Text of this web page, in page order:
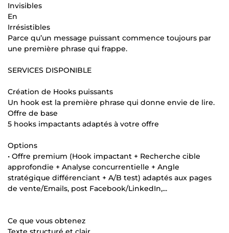
Invisibles
En
Irrésistibles
Parce qu’un message puissant commence toujours par
une première phrase qui frappe.
SERVICES DISPONIBLE
Création de Hooks puissants
Un hook est la première phrase qui donne envie de lire.
Offre de base
5 hooks impactants adaptés à votre offre
Options
• Offre premium (Hook impactant + Recherche cible
approfondie + Analyse concurrentielle + Angle
stratégique différenciant + A/B test) adaptés aux pages
de vente/Emails, post Facebook/LinkedIn,...
Ce que vous obtenez